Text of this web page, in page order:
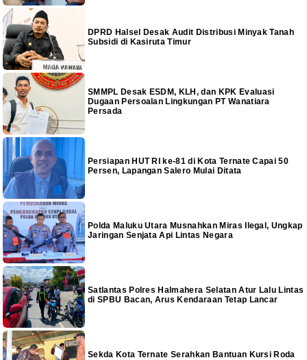
DPRD Halsel Desak Audit Distribusi Minyak Tanah
Subsidi di Kasiruta Timur
SMMPL Desak ESDM, KLH, dan KPK Evaluasi
Dugaan Persoalan Lingkungan PT Wanatiara
Persada
Persiapan HUT RI ke-81 di Kota Ternate Capai 50
Persen, Lapangan Salero Mulai Ditata
Polda Maluku Utara Musnahkan Miras Ilegal, Ungkap
Jaringan Senjata Api Lintas Negara
Satlantas Polres Halmahera Selatan Atur Lalu Lintas
di SPBU Bacan, Arus Kendaraan Tetap Lancar
Sekda Kota Ternate Serahkan Bantuan Kursi Roda